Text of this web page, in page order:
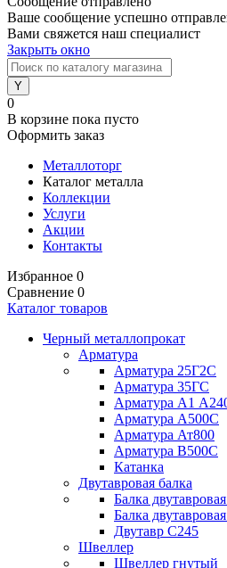
Ваше сообщение успешно
Вами свяжется наш специалист
Закрыть окно
0
В корзине пока пусто
Оформить заказ
Металлоторг
Каталог металла
Коллекции
Услуги
Акции
Контакты
Избранное 0
Сравнение 0
Каталог товаров
Черный металлопрокат
Арматура
Арматура 25Г2С
Арматура 35ГС
Арматура А1
Арматура А500С
Арматура Ат800
Арматура В500С
Катанка
Двутавровая балка
Балка
Балка
Двутавр С245
Швеллер
Швеллер гнутый